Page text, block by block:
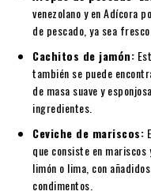
venezolano y en Adícora
de pescado, ya sea
Cachitos de jamón:
también se puede
de masa suave y
ingredientes.
Ceviche de mariscos:
que consiste en
limón o lima, con
condimentos.